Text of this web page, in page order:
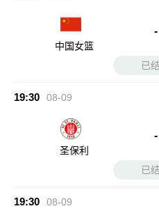
中国女篮
-
已
19:30 08-09
圣保利
-
已
19:30 08-09